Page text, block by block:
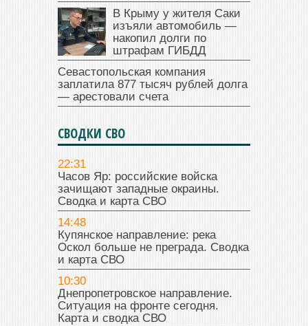
В Крыму у жителя Саки
изъяли автомобиль —
накопил долги по
штрафам ГИБДД
Севастопольская компания
заплатила 877 тысяч рублей долга
— арестовали счета
СВОДКИ СВО
22:31
Часов Яр: российские войска
зачищают западные окраины.
Сводка и карта СВО
14:48
Купянское направление: река
Оскол больше не преграда. Сводка
и карта СВО
10:30
Днепропетровское направление.
Ситуация на фронте сегодня.
Карта и сводка СВО